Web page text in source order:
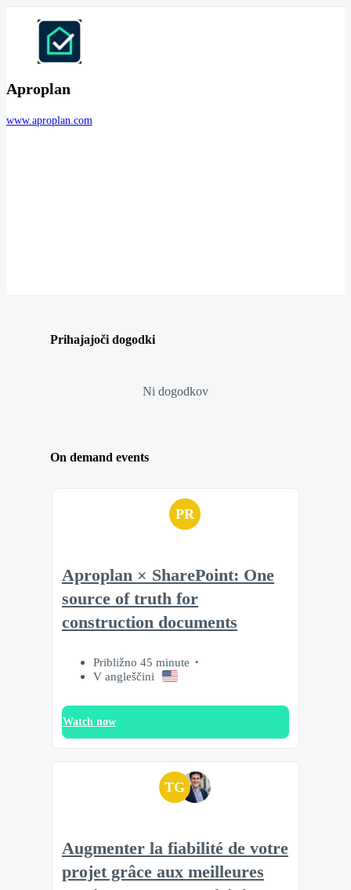
Aproplan
www.aproplan.com
Prihajajoči dogodki
Ni dogodkov
On demand events
PR
Aproplan × SharePoint: One
source of truth for
construction documents
Približno 45 minute
V angleščini
Watch now
TG
Augmenter la fiabilité de votre
projet grâce aux meilleures